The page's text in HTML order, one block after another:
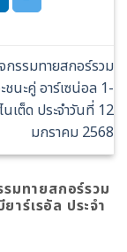
กรรมทายสกอร์รวม
ชนะคู่ อาร์เซน่อล 1-
เต็ด ประจำวันที่ 12
มกราคม 2568
รมทายสกอร์รวม
าร์เรอัล ประจำ